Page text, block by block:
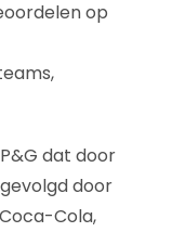
op
dat door
door
Cola,